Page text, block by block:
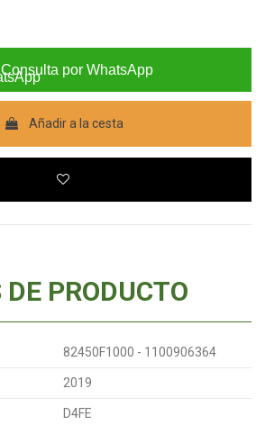
Consulta por WhatsApp
Añadir a la cesta
PRODUCTO
82450F1000 - 1100906364
2019
D4FE